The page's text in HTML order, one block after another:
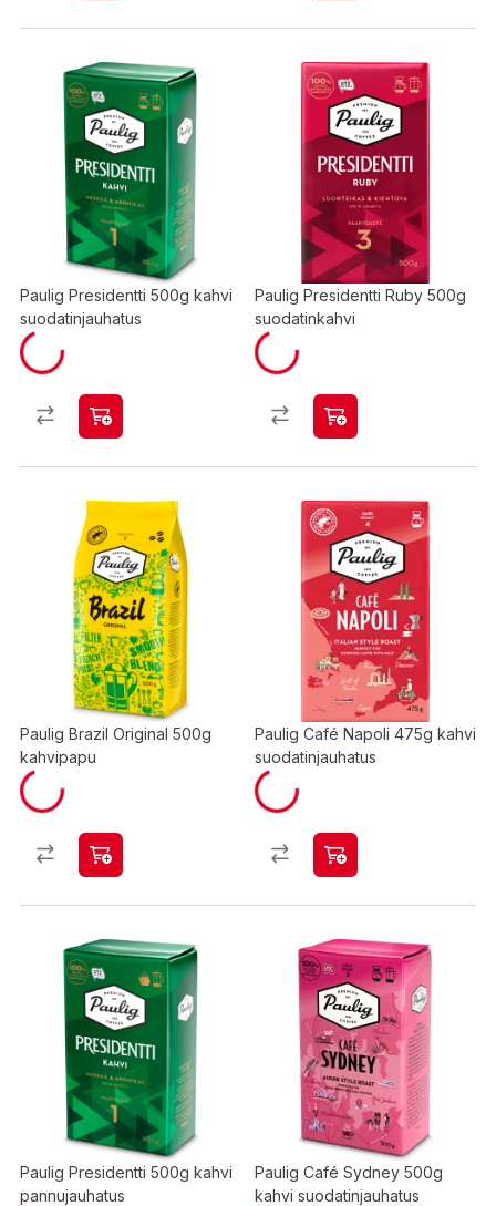
Paulig Presidentti 500g kahvi
suodatinjauhatus
Paulig Presidentti Ruby 500g
suodatinkahvi
Paulig Brazil Original 500g
kahvipapu
Paulig Café Napoli 475g kahvi
suodatinjauhatus
Paulig Presidentti 500g kahvi
pannujauhatus
Paulig Café Sydney 500g
kahvi suodatinjauhatus